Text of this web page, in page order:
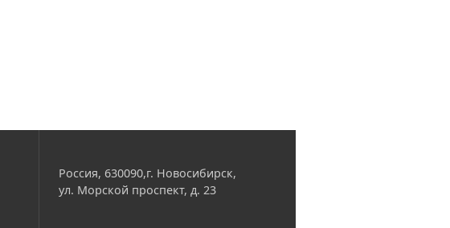
Россия, 630090,г. Новосибирск,
ул. Морской проспект, д. 23